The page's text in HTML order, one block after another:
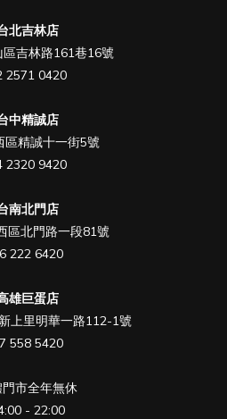
北吉林店
區吉林路161巷16號
2571 0420
中精誠店
區精誠十一街5號
2320 9420
南北門店
區北門路一段81號
222 6420
雄巨蛋店
上里明華一路112-1號
558 5420
市全年無休
- 22:00